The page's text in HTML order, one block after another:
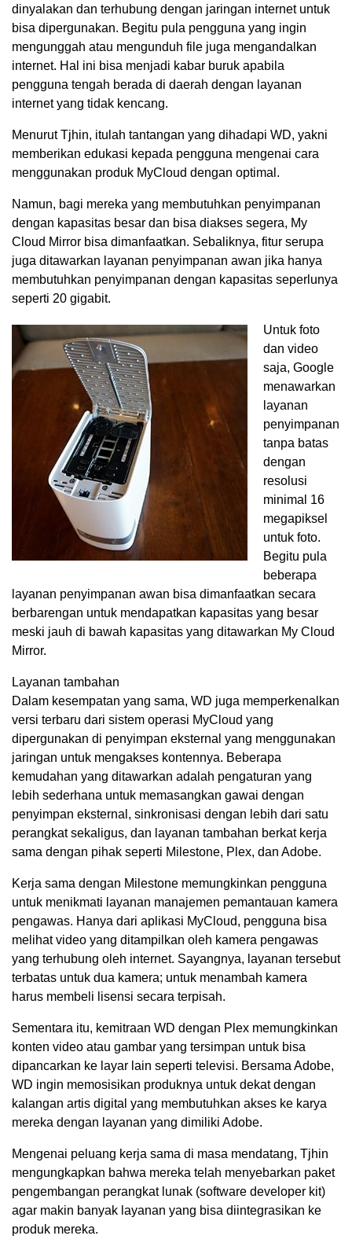
dinyalakan dan terhubung dengan jaringan internet untuk
bisa dipergunakan. Begitu pula pengguna yang ingin
mengunggah atau mengunduh file juga mengandalkan
internet. Hal ini bisa menjadi kabar buruk apabila
pengguna tengah berada di daerah dengan layanan
internet yang tidak kencang.
Menurut Tjhin, itulah tantangan yang dihadapi WD, yakni
memberikan edukasi kepada pengguna mengenai cara
menggunakan produk MyCloud dengan optimal.
Namun, bagi mereka yang membutuhkan penyimpanan
dengan kapasitas besar dan bisa diakses segera, My
Cloud Mirror bisa dimanfaatkan. Sebaliknya, fitur serupa
juga ditawarkan layanan penyimpanan awan jika hanya
membutuhkan penyimpanan dengan kapasitas seperlunya
seperti 20 gigabit.
Untuk foto
dan video
saja, Google
menawarkan
layanan
penyimpanan
tanpa batas
dengan
resolusi
minimal 16
megapiksel
untuk foto.
Begitu pula
beberapa
layanan penyimpanan awan bisa dimanfaatkan secara
berbarengan untuk mendapatkan kapasitas yang besar
meski jauh di bawah kapasitas yang ditawarkan My Cloud
Mirror.
Layanan tambahan
Dalam kesempatan yang sama, WD juga memperkenalkan
versi terbaru dari sistem operasi MyCloud yang
dipergunakan di penyimpan eksternal yang menggunakan
jaringan untuk mengakses kontennya. Beberapa
kemudahan yang ditawarkan adalah pengaturan yang
lebih sederhana untuk memasangkan gawai dengan
penyimpan eksternal, sinkronisasi dengan lebih dari satu
perangkat sekaligus, dan layanan tambahan berkat kerja
sama dengan pihak seperti Milestone, Plex, dan Adobe.
Kerja sama dengan Milestone memungkinkan pengguna
untuk menikmati layanan manajemen pemantauan kamera
pengawas. Hanya dari aplikasi MyCloud, pengguna bisa
melihat video yang ditampilkan oleh kamera pengawas
yang terhubung oleh internet. Sayangnya, layanan tersebut
terbatas untuk dua kamera; untuk menambah kamera
harus membeli lisensi secara terpisah.
Sementara itu, kemitraan WD dengan Plex memungkinkan
konten video atau gambar yang tersimpan untuk bisa
dipancarkan ke layar lain seperti televisi. Bersama Adobe,
WD ingin memosisikan produknya untuk dekat dengan
kalangan artis digital yang membutuhkan akses ke karya
mereka dengan layanan yang dimiliki Adobe.
Mengenai peluang kerja sama di masa mendatang, Tjhin
mengungkapkan bahwa mereka telah menyebarkan paket
pengembangan perangkat lunak (software developer kit)
agar makin banyak layanan yang bisa diintegrasikan ke
produk mereka.